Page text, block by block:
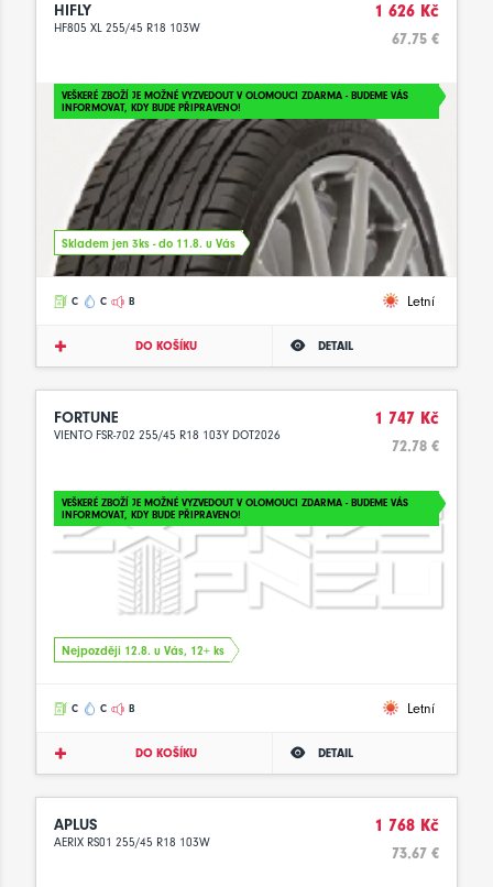
HIFLY
HF805 XL 255/45 R18 103W
1 626 Kč
67.75 €
VEŠKERÉ ZBOŽÍ JE MOŽNÉ VYZVEDOUT V OLOMOUCI ZDARMA - BUDEME VÁS
INFORMOVAT, KDY BUDE PŘIPRAVENO!
Skladem jen 3ks - do 11.8. u Vás
C C B Letní
DO KOŠÍKU DETAIL
FORTUNE
VIENTO FSR-702 255/45 R18 103Y DOT2026
1 747 Kč
72.78 €
VEŠKERÉ ZBOŽÍ JE MOŽNÉ VYZVEDOUT V OLOMOUCI ZDARMA - BUDEME VÁS
INFORMOVAT, KDY BUDE PŘIPRAVENO!
Nejpozději 12.8. u Vás, 12+ ks
C C B Letní
DO KOŠÍKU DETAIL
APLUS
AERIX RS01 255/45 R18 103W
1 768 Kč
73.67 €